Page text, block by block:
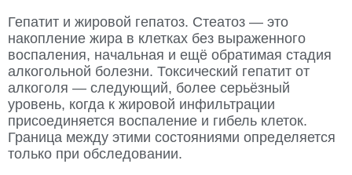
Гепатит и жировой гепатоз. Стеатоз — это
накопление жира в клетках без выраженного
воспаления, начальная и ещё обратимая стадия
алкогольной болезни. Токсический гепатит от
алкоголя — следующий, более серьёзный
уровень, когда к жировой инфильтрации
присоединяется воспаление и гибель клеток.
Граница между этими состояниями определяется
только при обследовании.